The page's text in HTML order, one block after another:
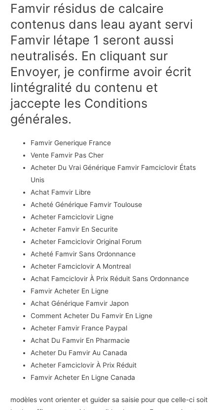
Famvir résidus de calcaire
contenus dans leau ayant servi
Famvir létape 1 seront aussi
neutralisés. En cliquant sur
Envoyer, je confirme avoir écrit
lintégralité du contenu et
jaccepte les Conditions
générales.
Famvir Generique France
Vente Famvir Pas Cher
Acheter Du Vrai Générique Famvir Famciclovir États
Unis
Achat Famvir Libre
Acheté Générique Famvir Toulouse
Acheter Famciclovir Ligne
Acheter Famvir En Securite
Acheter Famciclovir Original Forum
Acheté Famvir Sans Ordonnance
Acheter Famciclovir A Montreal
Achat Famciclovir À Prix Réduit Sans Ordonnance
Famvir Acheter En Ligne
Achat Générique Famvir Japon
Comment Acheter Du Famvir En Ligne
Acheter Famvir France Paypal
Achat Du Famvir En Pharmacie
Acheter Du Famvir Au Canada
Acheter Famciclovir À Prix Réduit
Famvir Acheter En Ligne Canada
modèles vont orienter et guider sa saisie pour que celle-ci soit